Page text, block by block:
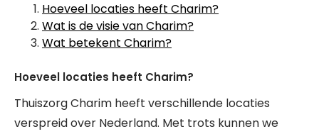
Hoeveel locaties heeft Charim?
Wat is de visie van Charim?
Wat betekent Charim?
Hoeveel locaties heeft Charim?
Thuiszorg Charim heeft verschillende locaties
verspreid over Nederland. Met trots kunnen we